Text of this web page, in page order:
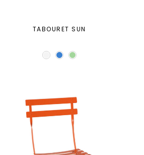
TABOURET SUN